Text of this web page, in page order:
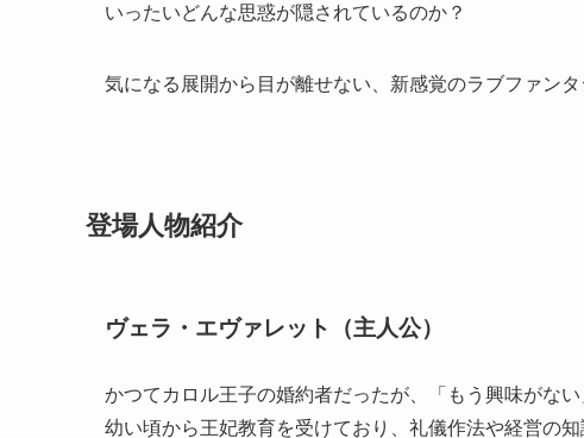
いったいどんな思惑が隠されているのか？
気になる展開から目が離せない、新感覚のラブファンタ
登場人物紹介
ヴェラ・エヴァレット （主人公）
かつてカロル王子の婚約者だったが、「もう興味がな
幼い頃から王妃教育を受けており、礼儀作法や経営の